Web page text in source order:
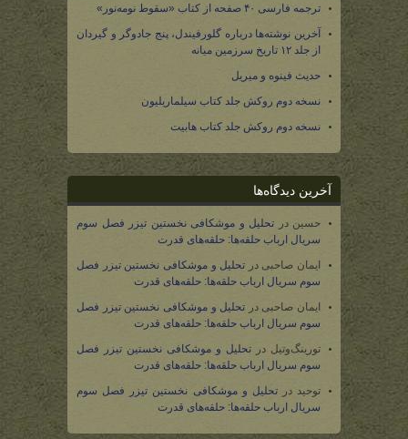
ترجمه فارسی ۴۰ صفحه از کتاب «سقوط نومه‌نور»
آخرین نوشته‌ها درباره گلورفیندل، پنج جادوگر و گیردان
از جلد ۱۲ تاریخ سرزمین میانه
حدیث فینوه و میریل
نسخه دوم روکش جلد کتاب سیلماریلیون
نسخه دوم روکش جلد کتاب هابیت
آخرین دیدگاه‌ها
حسین در تحلیل و موشکافی نخستین تیزر فصل سوم
سریال ارباب حلقه‌ها: حلقه‌های قدرت
ایمان صاحبی در تحلیل و موشکافی نخستین تیزر فصل
سوم سریال ارباب حلقه‌ها: حلقه‌های قدرت
ایمان صاحبی در تحلیل و موشکافی نخستین تیزر فصل
سوم سریال ارباب حلقه‌ها: حلقه‌های قدرت
تورینگ‌وتیل در تحلیل و موشکافی نخستین تیزر فصل
سوم سریال ارباب حلقه‌ها: حلقه‌های قدرت
توحید درتحلیل و موشکافی نخستین تیزر فصل سوم
سریال ارباب حلقه‌ها: حلقه‌های قدرت